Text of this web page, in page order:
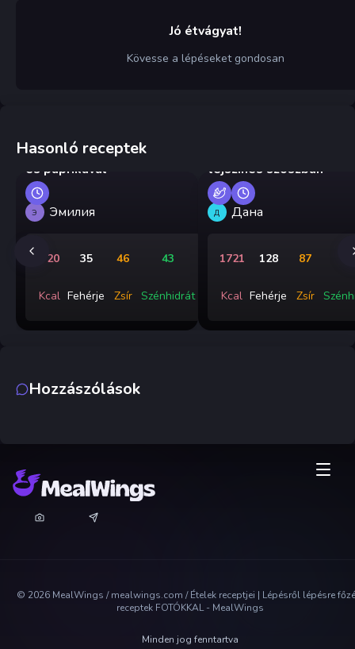
Jó étvágyat!
Kövesse a lépéseket gondosan
Hasonló receptek
Grúz tojás paradicsommal
és paprikával
Э Эмилия
720
Kcal
35
Fehérje
46
Zsír
43
Szénhidrát
tejszínes szószban
Д Дана
1721
Kcal
128
Fehérje
87
Zsír
Hozzászólások
© 2026 MealWings / mealwings.com /Ételek receptjei | Lépésről lépésre
receptek FOTÓKKAL - MealWings
Minden jog fenntartva